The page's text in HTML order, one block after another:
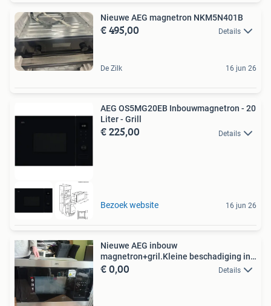
Nieuwe AEG magnetron NKM5N401B
€ 495,00 Details
De Zilk 16 jun 26
AEG OS5MG20EB Inbouwmagnetron - 20
Liter - Grill
€ 225,00 Details
Bezoek website 16 jun 26
Nieuwe AEG inbouw
magnetron+gril.Kleine beschadiging in
glas
€ 0,00 Details